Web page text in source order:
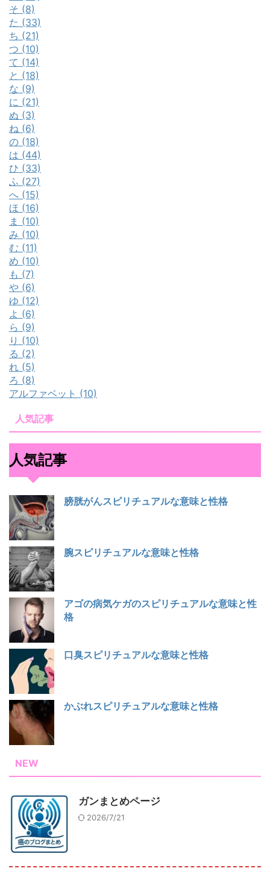
そ (8)
た (33)
ち (21)
つ (10)
て (14)
と (18)
な (9)
に (21)
ぬ (3)
ね (6)
の (18)
は (44)
ひ (33)
ふ (27)
へ (15)
ほ (16)
ま (10)
み (10)
む (11)
め (10)
も (7)
や (6)
ゆ (12)
よ (6)
ら (9)
り (10)
る (2)
れ (5)
ろ (8)
アルファベット (10)
人気記事
人気記事
膀胱がんスピリチュアルな意味と性格
腕スピリチュアルな意味と性格
アゴの病気ケガのスピリチュアルな意味と性
格
口臭スピリチュアルな意味と性格
かぶれスピリチュアルな意味と性格
NEW
ガンまとめページ
2026/7/21